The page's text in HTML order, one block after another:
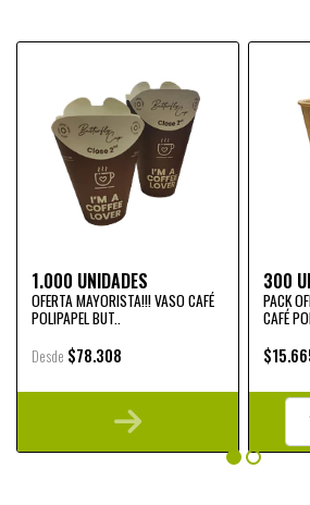
1.000 UNIDADES
OFERTA MAYORISTA!!! VASO CAFÉ
POLIPAPEL BUT..
Desde $78.308
300
PACK
CAFÉ